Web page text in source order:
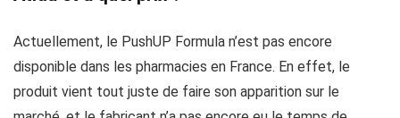
Actuellement, le PushUP Formula n’est pas encore
disponible dans les pharmacies en France. En effet, le
produit vient tout juste de faire son apparition sur le